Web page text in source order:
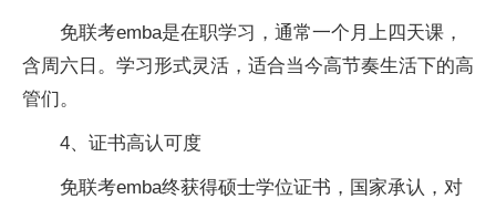
免联考emba是在职学习，通常一个月上四天课，
含周六日。学习形式灵活，适合当今高节奏生活下的高
管们。
4、证书高认可度
免联考emba终获得硕士学位证书，国家承认，对